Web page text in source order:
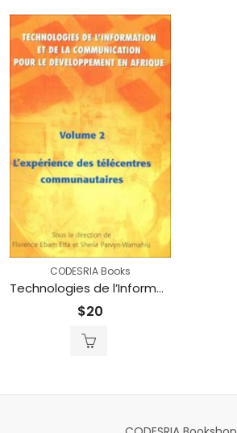
CODESRIA Books
Technologies de l’Information et de la Communication pour le développement en Afrique – Vol. 2: L’expérience des télécentres communautaires (Printed)
$20